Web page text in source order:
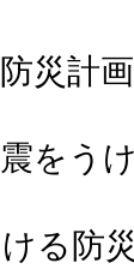
災計
をう
る防